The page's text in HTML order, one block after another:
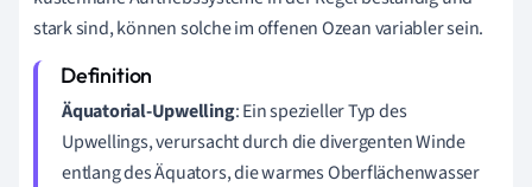
stark sind, können solche im offenen Ozean variabler sein.
Äquatorial-Upwelling: Ein spezieller Typ des
Upwellings, verursacht durch die divergenten Winde
entlang des Äquators, die warmes Oberflächenwasser